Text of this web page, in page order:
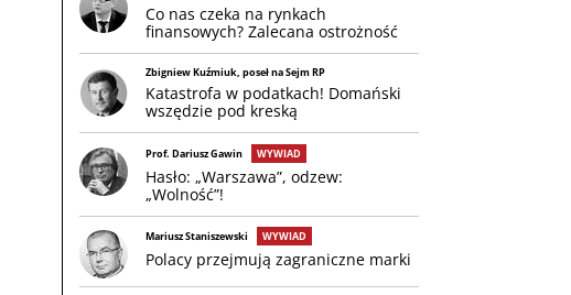
Co nas czeka na rynkach
finansowych? Zalecana ostrożność
Zbigniew Kuźmiuk, poseł na Sejm RP
Katastrofa w podatkach! Domański
wszędzie pod kreską
Prof. Dariusz Gawin WYWIAD
Hasło: „Warszawa”, odzew:
„Wolność”!
Mariusz Staniszewski WYWIAD
Polacy przejmują zagraniczne marki